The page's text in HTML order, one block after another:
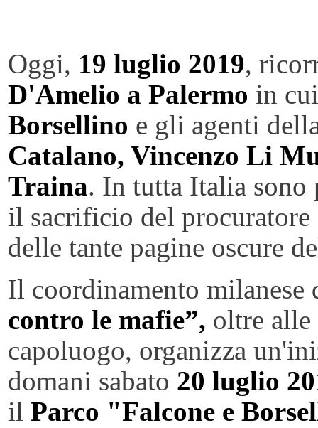
Oggi, 19 luglio 2019,
D'Amelio a Palermo in
Borsellino e gli agenti
Catalano, Vincenzo Li
Traina. In tutta Italia sono
il sacrificio del procuratore
delle tante pagine oscure
Il coordinamento
contro le mafie”, oltre
capoluogo, organizza
domani sabato 20 luglio
il Parco "Falcone e